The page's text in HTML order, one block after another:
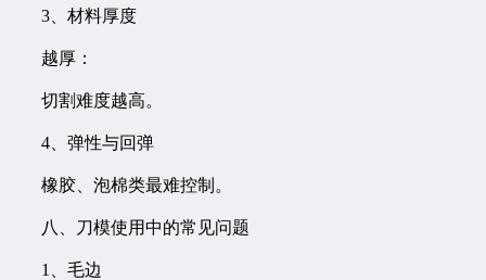
3、材料厚度
越厚：
切割难度越高。
4、弹性与回弹
橡胶、泡棉类最难控制。
八、刀模使用中的常见问题
1、毛边